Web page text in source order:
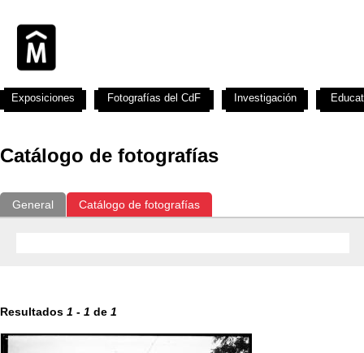
Catálogo de fotografías
General Catálogo de fotografías
Resultados 1 - 1 de 1
Exposiciones Fotografías del CdF Investigación